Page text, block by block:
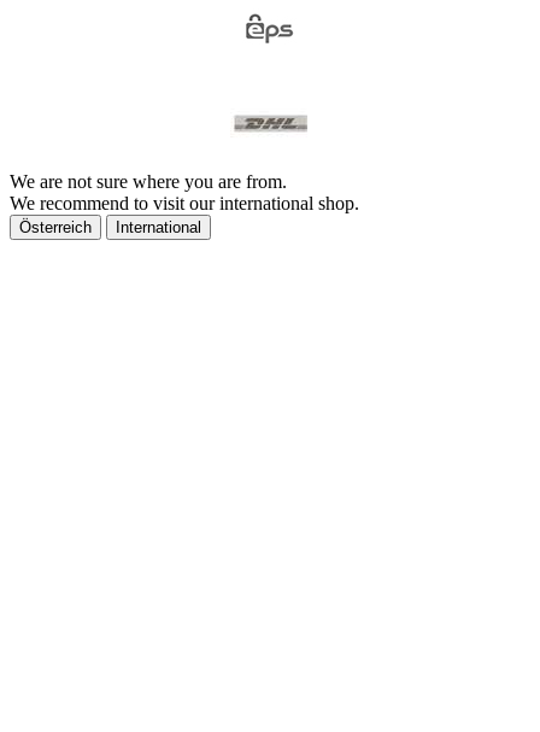
We are not sure where you are from.
We recommend to visit our international shop.
Österreich International